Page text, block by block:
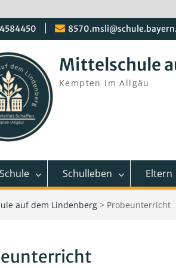
Mittelschule
Kempten im Allgäu
Schulleben Eltern
auf dem Lindenberg > Probeunterricht